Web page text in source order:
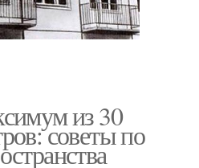
из 30
советы по